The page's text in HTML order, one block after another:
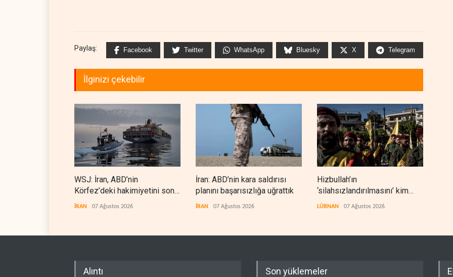
Paylaş: Facebook Twitter WhatsApp Bluesky X Telegram
İlginizi çekebilir
WSJ: İran, ABD’nin
Körfez’deki hakimiyetini sona
erdiriyor
İRAN 07 Ağustos 2026
İran: ABD’nin kara saldırısı
planını başarısızlığa uğrattık
İRAN 07 Ağustos 2026
Hizbullah’ın
‘silahsızlandırılmasını’ kim
denetleyecek?
LÜBNAN 07 Ağustos 2026
Alıntı Son yüklemeler